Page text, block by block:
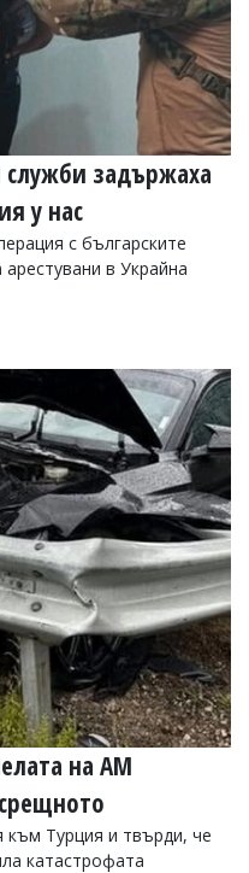
служби задържаха
у нас
с българските
в Украйна
на АМ
Турция и твърди, че
катастрофата